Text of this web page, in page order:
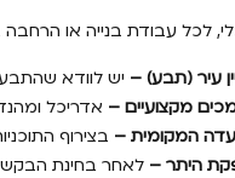
לכל עבודת בנייה או
עיר (תבע) – יש לוודא שהתבע
מקצועיים – אדריכל
המקומית – בצירוף
היתר – לאחר בחינת הבקשה